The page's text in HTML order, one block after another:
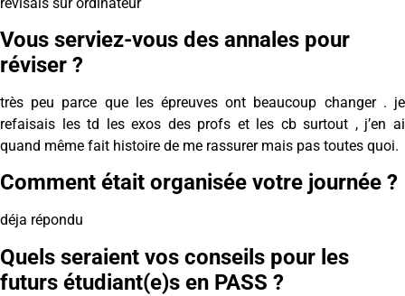
Vous serviez-vous des annales pour
réviser ?
très peu parce que les épreuves ont beaucoup changer . je
refaisais les td les exos des profs et les cb surtout , j’en ai
quand même fait histoire de me rassurer mais pas toutes quoi.
Comment était organisée votre journée ?
déja répondu
Quels seraient vos conseils pour les
futurs étudiant(e)s en PASS ?